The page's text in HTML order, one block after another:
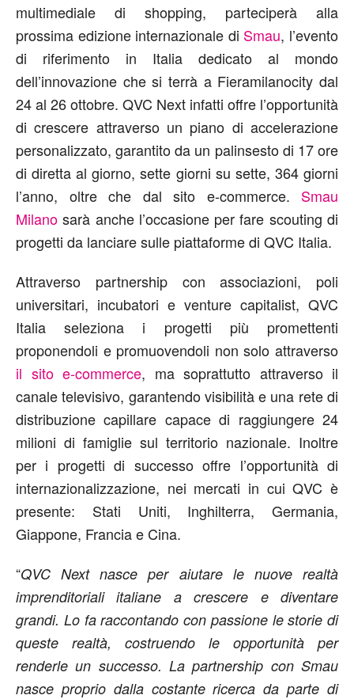
multimediale di shopping, parteciperà alla
prossima edizione internazionale di Smau, l’evento
di riferimento in Italia dedicato al mondo
dell’innovazione che si terrà a Fieramilanocity dal
24 al 26 ottobre. QVC Next infatti offre l’opportunità
di crescere attraverso un piano di accelerazione
personalizzato, garantito da un palinsesto di 17 ore
di diretta al giorno, sette giorni su sette, 364 giorni
l’anno, oltre che dal sito e-commerce. Smau
Milano sarà anche l’occasione per fare scouting di
progetti da lanciare sulle piattaforme di QVC Italia.
Attraverso partnership con associazioni, poli
universitari, incubatori e venture capitalist, QVC
Italia seleziona i progetti più promettenti
proponendoli e promuovendoli non solo attraverso
il sito e-commerce, ma soprattutto attraverso il
canale televisivo, garantendo visibilità e una rete di
distribuzione capillare capace di raggiungere 24
milioni di famiglie sul territorio nazionale. Inoltre
per i progetti di successo offre l’opportunità di
internazionalizzazione, nei mercati in cui QVC è
presente: Stati Uniti, Inghilterra, Germania,
Giappone, Francia e Cina.
“QVC Next nasce per aiutare le nuove realtà
imprenditoriali italiane a crescere e diventare
grandi. Lo fa raccontando con passione le storie di
queste realtà, costruendo le opportunità per
renderle un successo. La partnership con Smau
nasce proprio dalla costante ricerca da parte di